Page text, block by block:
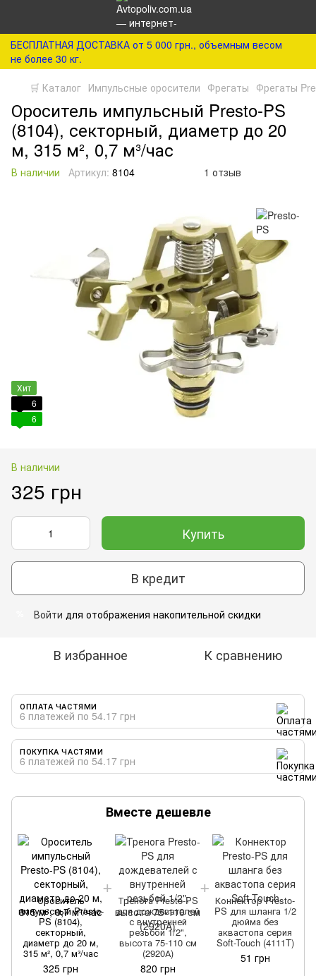
БЕСПЛАТНАЯ ДОСТАВКА от 5 000 грн., объемным весом
не более 30 кг.
🛒 Каталог Импульсные оросители Фрегаты Фрегаты
Ороситель импульсный Presto-PS
(8104), секторный, диаметр до 20
м, 315 м², 0,7 м³/час
В наличии Артикул: 8104 1 отзыв
Хит
6
6
В наличии
325 грн
Купить
В кредит
Войти для отображения накопительной скидки
В избранное К сравнению
ОПЛАТА ЧАСТЯМИ
6 платежей по 54.17 грн
ПОКУПКА ЧАСТЯМИ
6 платежей по 54.17 грн
Вместе дешевле
Ороситель
импульсный Presto-
PS (8104),
секторный,
диаметр до 20 м,
315 м², 0,7 м³/час
325 грн
Тренога Presto-PS
для дождевателей
с внутренней
резьбой 1/2",
высота 75-110 см
(2920А)
820 грн
Коннектор Presto-
PS для шланга 1/2
дюйма без
аквастопа серия
Soft-Touch (4111T)
51 грн